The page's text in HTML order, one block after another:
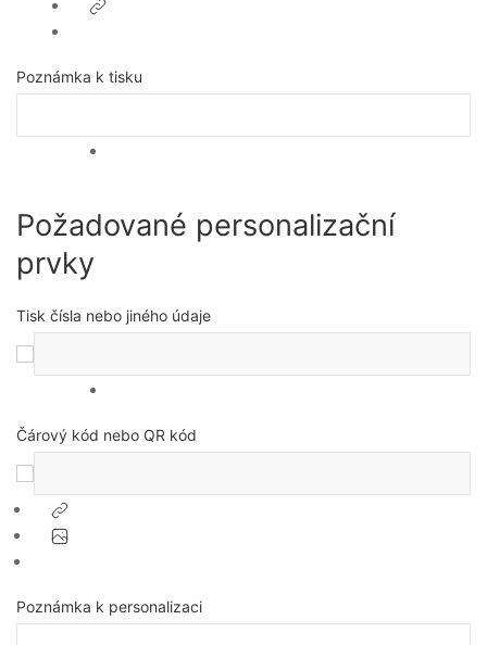
Poznámka k tisku
Požadované personalizační
prvky
Tisk čísla nebo jiného údaje
Čárový kód nebo QR kód
Poznámka k personalizaci